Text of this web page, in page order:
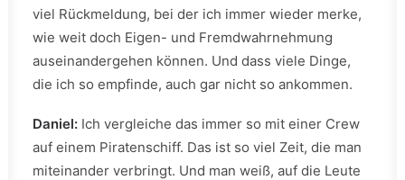
viel Rückmeldung, bei der ich immer wieder merke,
wie weit doch Eigen- und Fremdwahrnehmung
auseinandergehen können. Und dass viele Dinge,
die ich so empfinde, auch gar nicht so ankommen.
Daniel: Ich vergleiche das immer so mit einer Crew
auf einem Piratenschiff. Das ist so viel Zeit, die man
miteinander verbringt. Und man weiß, auf die Leute